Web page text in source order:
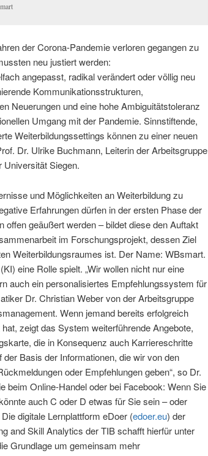
der Corona-Pandemie verloren gegangen zu
neu justiert werden:
angepasst, radikal verändert oder völlig neu
Kommunikationsstrukturen,
Neuerungen und eine hohe Ambiguitätstoleranz
Umgang mit der Pandemie. Sinnstiftende,
Weiterbildungssettings können zu einer neuen
Dr. Ulrike Buchmann, Leiterin der Arbeitsgruppe
Universität Siegen.
und Möglichkeiten an Weiterbildung zu
Erfahrungen dürfen in der ersten Phase der
offen geäußert werden – bildet diese den Auftakt
im Forschungsprojekt, dessen Ziel
Weiterbildungsraumes ist. Der Name: WBsmart.
eine Rolle spielt. „Wir wollen nicht nur eine
auch ein personalisiertes Empfehlungssystem für
Dr. Christian Weber von der Arbeitsgruppe
Wenn jemand bereits erfolgreich
zeigt das System weiterführende Angebote,
die in Konsequenz auch Karriereschritte
Basis der Informationen, die wir von den
oder Empfehlungen geben“, so Dr.
beim Online-Handel oder bei Facebook: Wenn Sie
auch C oder D etwas für Sie sein – oder
digitale Lernplattform eDoer (edoer.eu) der
and Skill Analytics der TIB schafft hierfür unter
Grundlage um gemeinsam mehr